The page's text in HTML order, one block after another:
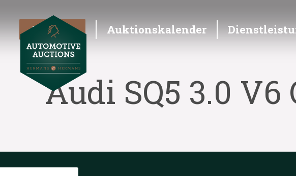
Angebot Auktionskalender
Audi SQ5 3.0 V6